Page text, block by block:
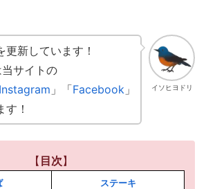
イソヒヨドリ
更新しています！
サイトの
Instagram 」「Facebook 」
す！
【 目次】
ステーキ